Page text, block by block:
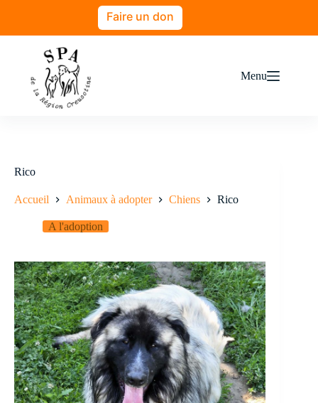
Faire un don
Menu
Rico
Accueil Animaux à adopter Chiens Rico
A l'adoption